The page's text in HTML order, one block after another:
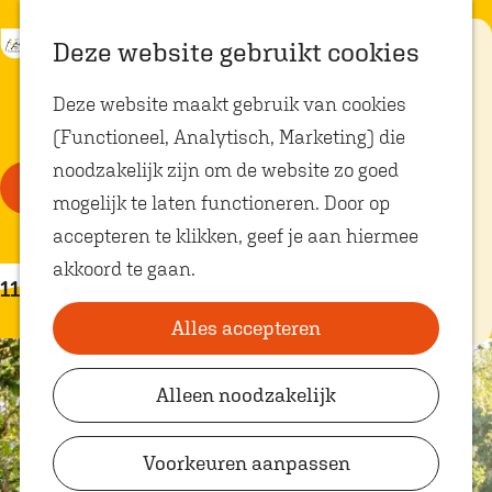
Deze website gebruikt cookies
Deze website maakt gebruik van cookies
(Functioneel, Analytisch, Marketing) die
noodzakelijk zijn om de website zo goed
mogelijk te laten functioneren. Door op
accepteren te klikken, geef je aan hiermee
akkoord te gaan.
Alles accepteren
Alleen noodzakelijk
Voorkeuren aanpassen
a
a
d
e
h
o
m
e
p
K
a
r
t
Z
e
k
e
n
e
n
u
Eten met
Op zoek naar
kindvriendelijke
restaurants in
Oosterhout? In
Oosterhout vind
je volop plekken
waar je gezellig
en lekker kunt
kindvriendelijke
eetadresjes.
Plan je bezoek
VVV Shop
VVV Oosterhout
W
a
t
o
e
k
S
o
t
e
e
r
o
p
:
11 resultaten
S
o
r
t
e
e
r